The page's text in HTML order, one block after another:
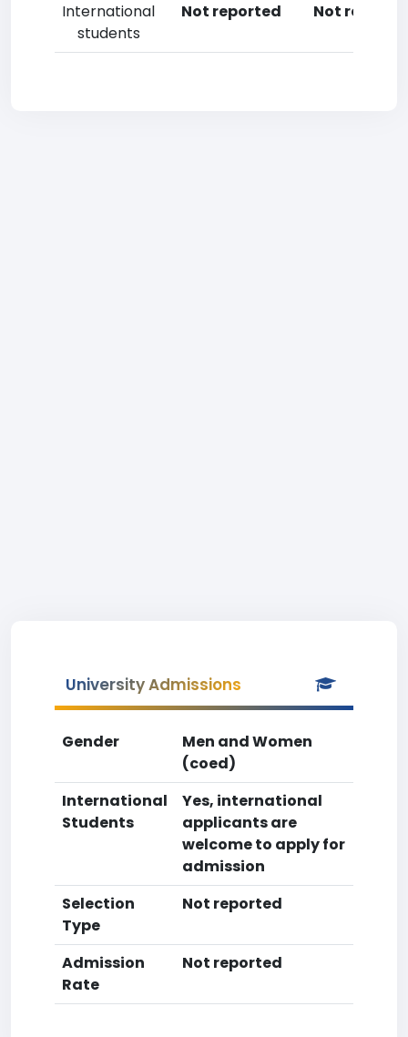
International
students
Not reported Not
University Admissions
Gender
Men and Women
(coed)
International
Students
Yes, international
applicants are
welcome to apply for
admission
Selection
Type
Not reported
Admission
Rate
Not reported